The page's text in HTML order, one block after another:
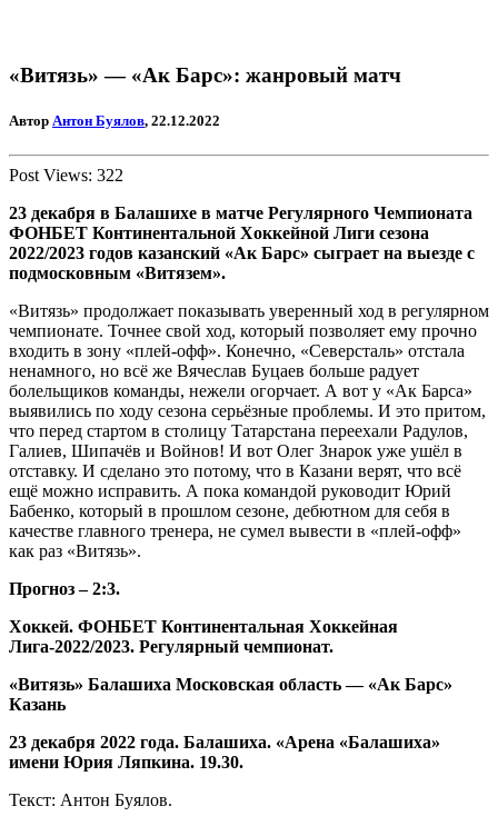
«Витязь» — «Ак Барс»: жанровый матч
Автор Антон Буялов, 22.12.2022
Post Views: 322
23 декабря в Балашихе в матче Регулярного Чемпионата
ФОНБЕТ Континентальной Хоккейной Лиги сезона
2022/2023 годов казанский «Ак Барс» сыграет на выезде с
подмосковным «Витязем».
«Витязь» продолжает показывать уверенный ход в регулярном
чемпионате. Точнее свой ход, который позволяет ему прочно
входить в зону «плей-офф». Конечно, «Северсталь» отстала
ненамного, но всё же Вячеслав Буцаев больше радует
болельщиков команды, нежели огорчает. А вот у «Ак Барса»
выявились по ходу сезона серьёзные проблемы. И это притом,
что перед стартом в столицу Татарстана переехали Радулов,
Галиев, Шипачёв и Войнов! И вот Олег Знарок уже ушёл в
отставку. И сделано это потому, что в Казани верят, что всё
ещё можно исправить. А пока командой руководит Юрий
Бабенко, который в прошлом сезоне, дебютном для себя в
качестве главного тренера, не сумел вывести в «плей-офф»
как раз «Витязь».
Прогноз – 2:3.
Хоккей. ФОНБЕТ Континентальная Хоккейная
Лига-2022/2023. Регулярный чемпионат.
«Витязь» Балашиха Московская область — «Ак Барс»
Казань
23 декабря 2022 года. Балашиха. «Арена «Балашиха»
имени Юрия Ляпкина. 19.30.
Текст: Антон Буялов.